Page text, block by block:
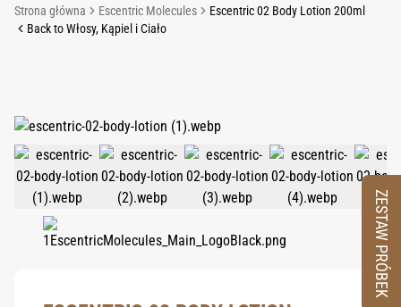
Strona główna Escentric Molecules
Escentric 02 Body Lotion 200ml
Back to Włosy, Kąpiel i Ciało
ZESTAW PRÓBEK